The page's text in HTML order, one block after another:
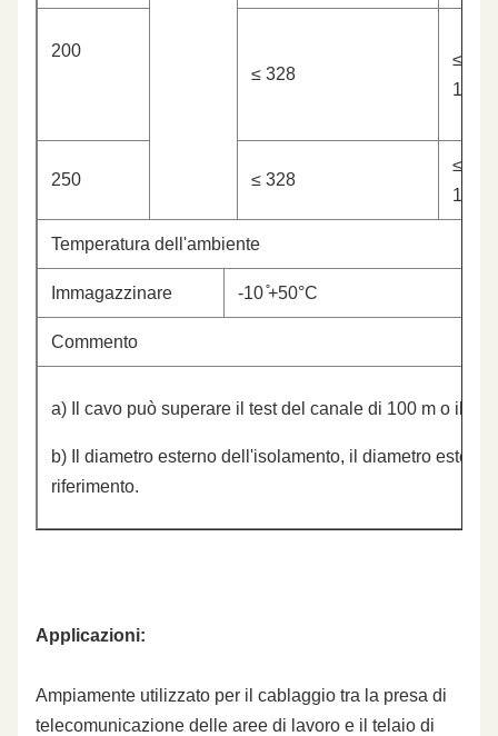
200
≤ 328
≤
17.3
250 ≤ 328
≤
17.3
Temperatura dell'ambiente
Immagazzinare -10 ̊+50°C
Commento
a) Il cavo può superare il test del canale di 100 m o il
b) Il diametro esterno dell'isolamento, il diametro
riferimento.
Applicazioni:
Ampiamente utilizzato per il cablaggio tra la presa di
telecomunicazione delle aree di lavoro e il telaio di